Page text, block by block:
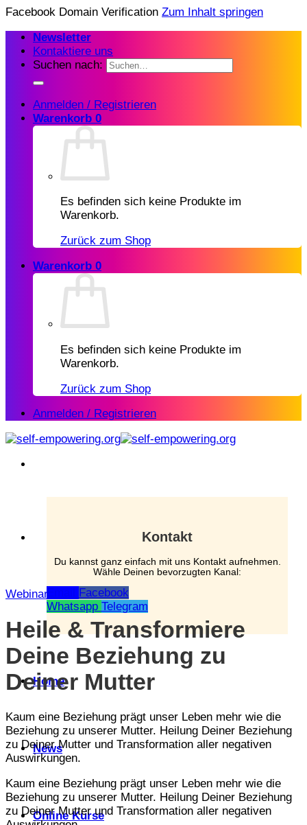
Facebook Domain Verification Zum Inhalt springen
Newsletter
Kontaktiere uns
Suchen nach:
Anmelden / Registrieren
Warenkorb 0
Es befinden sich keine Produkte im
Warenkorb.
Zurück zum Shop
Warenkorb 0
Es befinden sich keine Produkte im
Warenkorb.
Zurück zum Shop
Anmelden / Registrieren
Kontakt
Du kannst ganz einfach mit uns Kontakt aufnehmen.
Wähle Deinen bevorzugten Kanal:
Facebook
Whatsapp Telegram
Home
News
Online Kurse
Webinar
Heile & Transformiere
Deine Beziehung zu
Deiner Mutter
Kaum eine Beziehung prägt unser Leben mehr wie die
Beziehung zu unserer Mutter. Heilung Deiner Beziehung
zu Deiner Mutter und Transformation aller negativen
Auswirkungen.
Kaum eine Beziehung prägt unser Leben mehr wie die
Beziehung zu unserer Mutter. Heilung Deiner Beziehung
zu Deiner Mutter und Transformation aller negativen